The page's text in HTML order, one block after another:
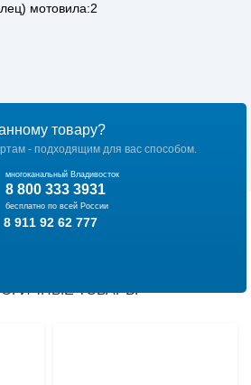
мотовила:2
товару?
- подходящим для вас способом.
многоканальный Владивосток
8 800 333 3931
бесплатно по всей России
8 911 92 62 777
ТОВАРЫ